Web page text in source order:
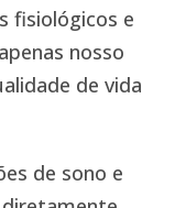
fisiológicos e
nosso
de vida
de sono e